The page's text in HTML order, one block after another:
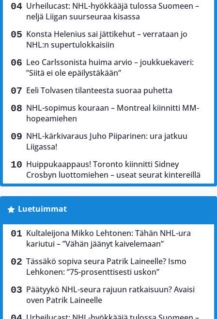
Urheilucast: NHL-hyökkääjä tulossa Suomeen –
neljä Liigan suurseuraa kisassa
Konsta Helenius sai jättikehut – verrataan jo
NHL:n supertulokkaisiin
Leo Carlssonista huima arvio – joukkuekaveri:
”Siitä ei ole epäilystäkään”
Eeli Tolvasen tilanteesta suoraa puhetta
NHL-sopimus kouraan – Montreal kiinnitti MM-
hopeamiehen
NHL-kärkivaraus Juho Piiparinen: ura jatkuu
Liigassa!
Huippukaappaus! Toronto kiinnitti Sidney
Crosbyn luottomiehen – useat seurat kintereillä
Luetuimmat
Kultaleijona Mikko Lehtonen: Tähän NHL-ura
kariutui – ”Vähän jäänyt kaivelemaan”
Tässäkö sopiva seura Patrik Laineelle? Ismo
Lehkonen: ”75-prosenttisesti uskon”
Päätyykö NHL-seura rajuun ratkaisuun? Avaisi
oven Patrik Laineelle